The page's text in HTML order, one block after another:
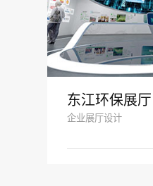
东江环保展厅
企业展厅设计